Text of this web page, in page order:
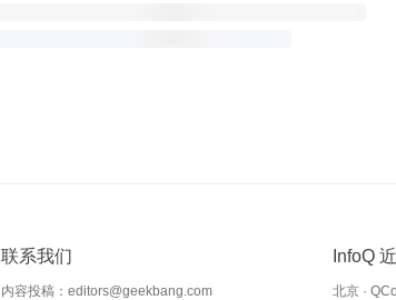
联系我们
内容投稿：editors@geekbang.com
InfoQ
北京 ·